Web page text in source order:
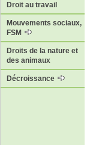
Droit au travail
Mouvements sociaux,
FSM
Droits de la nature et
des animaux
Décroissance